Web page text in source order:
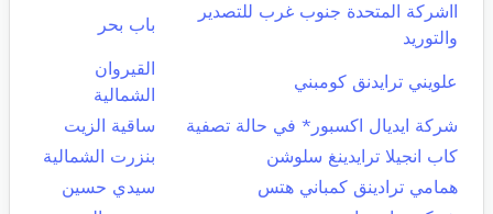
ااشركة المتحدة جنوب غرب للتصدير
والتوريد
باب بحر
علويني ترايدنق كومبني
القيروان
الشمالية
شركة ايديال اكسبور* في حالة تصفية
ساقية الزيت
كاب انجيلا ترايدينغ سلوشن
بنزرت الشمالية
همامي ترادينق كمباني هتس
سيدي حسين